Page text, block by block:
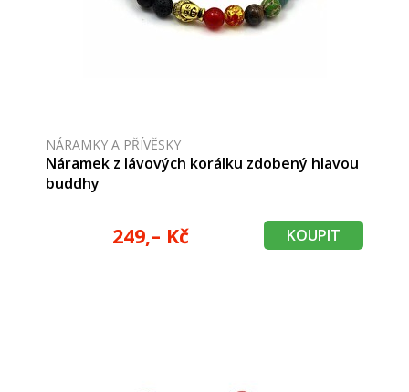
NÁRAMKY A PŘÍVĚSKY
Náramek z lávových korálku zdobený hlavou
buddhy
249,– Kč KOUPIT